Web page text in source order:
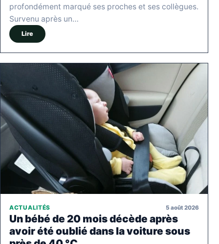
profondément marqué ses proches et ses collègues.
Survenu après un…
Lire
ACTUALITÉS 5 août 2026
Un bébé de 20 mois décède après
avoir été oublié dans la voiture sous